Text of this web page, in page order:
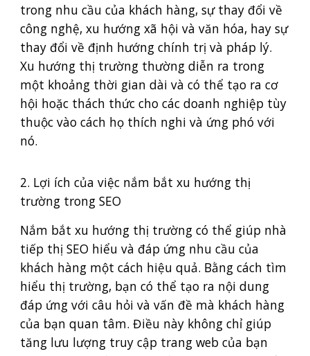
trong nhu cầu của khách hàng, sự thay đổi về
công nghệ, xu hướng xã hội và văn hóa, hay sự
thay đổi về định hướng chính trị và pháp lý.
Xu hướng thị trường thường diễn ra trong
một khoảng thời gian dài và có thể tạo ra cơ
hội hoặc thách thức cho các doanh nghiệp tùy
thuộc vào cách họ thích nghi và ứng phó với
nó.
2. Lợi ích của việc nắm bắt xu hướng thị
trường trong SEO
Nắm bắt xu hướng thị trường có thể giúp nhà
tiếp thị SEO hiểu và đáp ứng nhu cầu của
khách hàng một cách hiệu quả. Bằng cách tìm
hiểu thị trường, bạn có thể tạo ra nội dung
đáp ứng với câu hỏi và vấn đề mà khách hàng
của bạn quan tâm. Điều này không chỉ giúp
tăng lưu lượng truy cập trang web của bạn